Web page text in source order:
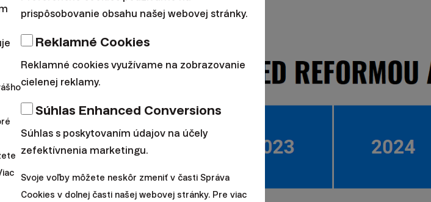
prispôsobovanie obsahu našej webovej stránky.
Reklamné Cookies
Reklamné cookies využívame na zobrazovanie
cielenej reklamy.
Súhlas Enhanced Conversions
Súhlas s poskytovaním údajov na účely
zefektívnenia marketingu.
Svoje voľby môžete neskôr zmeniť v časti Správa
Cookies v dolnej časti našej webovej stránky. Pre viac